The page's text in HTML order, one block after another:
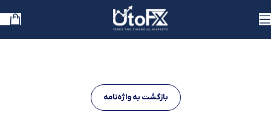
بازگشت به واژه‌نامه